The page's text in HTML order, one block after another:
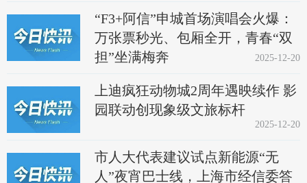
“F3+阿信”申城首场演唱会火爆：
万张票秒光、包厢全开，青春“双
担”坐满梅奔
2025-12-20
上迪疯狂动物城2周年遇映续作 影
园联动创现象级文旅标杆
2025-12-20
市人大代表建议试点新能源“无
人”夜宵巴士线，上海市经信委答